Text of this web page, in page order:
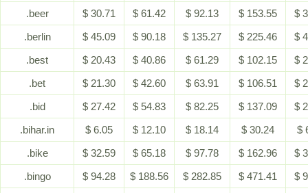
.beer
$ 30.71 $ 61.42 $ 92.13 $ 153.55
$
.berlin
$ 45.09 $ 90.18 $ 135.27 $ 225.46
$
.best
$ 20.43 $ 40.86 $ 61.29 $ 102.15
$
.bet
$ 21.30 $ 42.60 $ 63.91 $ 106.51
$
.bid
$ 27.42 $ 54.83 $ 82.25 $ 137.09
$
.bihar.in
$ 6.05 $ 12.10 $ 18.14 $ 30.24
$
.bike
$ 32.59 $ 65.18 $ 97.78 $ 162.96
$
.bingo
$ 94.28 $ 188.56 $ 282.85 $ 471.41
$